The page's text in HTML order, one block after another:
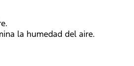
la humedad del aire.